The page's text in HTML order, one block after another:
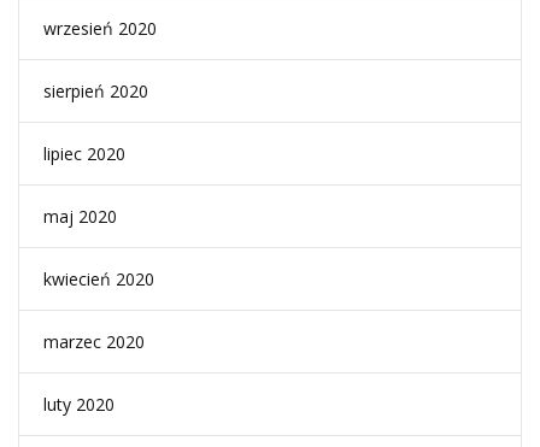
wrzesień 2020
sierpień 2020
lipiec 2020
maj 2020
kwiecień 2020
marzec 2020
luty 2020